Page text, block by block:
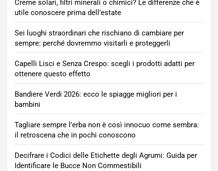
Creme solari, filtri minerali o chimici? Le differenze che è
utile conoscere prima dell’estate
Sei luoghi straordinari che rischiano di cambiare per
sempre: perché dovremmo visitarli e proteggerli
Capelli Lisci e Senza Crespo: scegli i prodotti adatti per
ottenere questo effetto
Bandiere Verdi 2026: ecco le spiagge migliori per i
bambini
Tagliare sempre l’erba non è così innocuo come sembra:
il retroscena che in pochi conoscono
Decifrare i Codici delle Etichette degli Agrumi: Guida per
Identificare le Bucce Non Commestibili